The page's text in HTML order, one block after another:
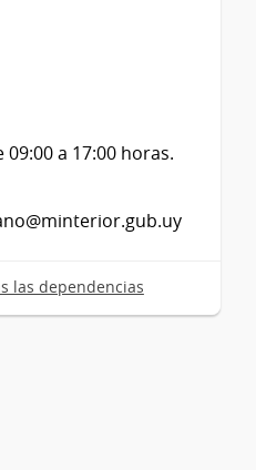
a 17:00 horas.
las dependencias